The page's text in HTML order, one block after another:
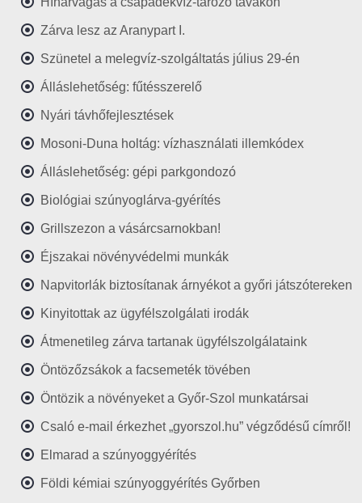
Zárva lesz az Aranypart I.
Szünetel a melegvíz-szolgáltatás július 29-én
Álláslehetőség: fűtésszerelő
Nyári távhőfejlesztések
Mosoni-Duna holtág: vízhasználati illemkódex
Álláslehetőség: gépi parkgondozó
Biológiai szúnyoglárva-gyérítés
Grillszezon a vásárcsarnokban!
Éjszakai növényvédelmi munkák
Napvitorlák biztosítanak árnyékot a győri játszótereken
Kinyitottak az ügyfélszolgálati irodák
Átmenetileg zárva tartanak ügyfélszolgálataink
Öntözőzsákok a facsemeték tövében
Öntözik a növényeket a Győr-Szol munkatársai
Csaló e-mail érkezhet „gyorszol.hu” végződésű címről!
Elmarad a szúnyoggyérítés
Földi kémiai szúnyoggyérítés Győrben